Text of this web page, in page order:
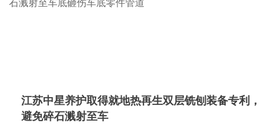
江苏中星养护取得就地热再生双层铣刨装备专利，
避免碎石溅射至车